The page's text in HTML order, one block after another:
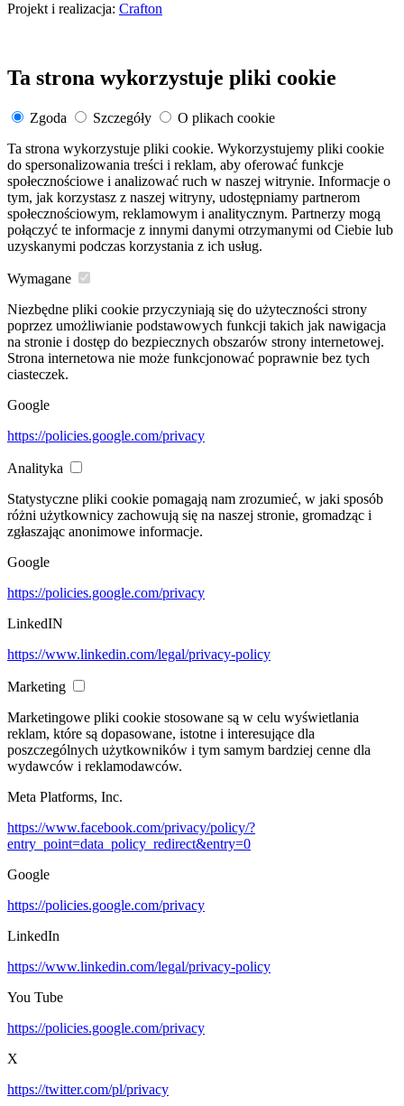
Projekt i realizacja: Crafton
Ta strona wykorzystuje pliki cookie
Zgoda Szczegóły
O plikach cookie
Ta strona wykorzystuje pliki cookie. Wykorzystujemy pliki cookie
do spersonalizowania treści i reklam, aby oferować funkcje
społecznościowe i analizować ruch w naszej witrynie. Informacje o
tym, jak korzystasz z naszej witryny, udostępniamy partnerom
społecznościowym, reklamowym i analitycznym. Partnerzy mogą
połączyć te informacje z innymi danymi otrzymanymi od Ciebie lub
uzyskanymi podczas korzystania z ich usług.
Wymagane
Niezbędne pliki cookie przyczyniają się do użyteczności strony
poprzez umożliwianie podstawowych funkcji takich jak nawigacja
na stronie i dostęp do bezpiecznych obszarów strony internetowej.
Strona internetowa nie może funkcjonować poprawnie bez tych
ciasteczek.
Google
https://policies.google.com/privacy
Analityka
Statystyczne pliki cookie pomagają nam zrozumieć, w jaki sposób
różni użytkownicy zachowują się na naszej stronie, gromadząc i
zgłaszając anonimowe informacje.
Google
https://policies.google.com/privacy
LinkedIN
https://www.linkedin.com/legal/privacy-policy
Marketing
Marketingowe pliki cookie stosowane są w celu wyświetlania
reklam, które są dopasowane, istotne i interesujące dla
poszczególnych użytkowników i tym samym bardziej cenne dla
wydawców i reklamodawców.
Meta Platforms, Inc.
https://www.facebook.com/privacy/policy/?
entry_point=data_policy_redirect&entry=0
Google
https://policies.google.com/privacy
LinkedIn
https://www.linkedin.com/legal/privacy-policy
You Tube
https://policies.google.com/privacy
X
https://twitter.com/pl/privacy